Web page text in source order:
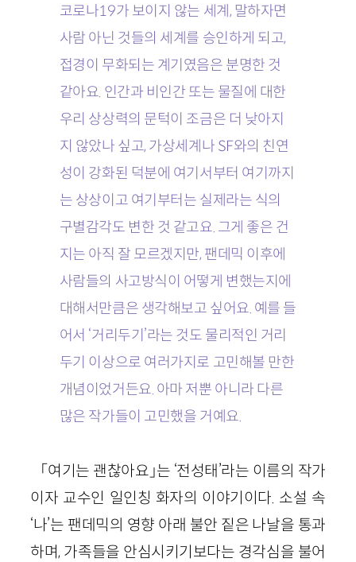
코로나19가 보이지 않는 세계, 말하자면
사람 아닌 것들의 세계를 승인하게 되고,
접경이 무화되는 계기였음은 분명한 것
같아요. 인간과 비인간 또는 물질에 대한
우리 상상력의 문턱이 조금은 더 낮아지
지 않았나 싶고, 가상세계나 SF와의 친연
성이 강화된 덕분에 여기서부터 여기까지
는 상상이고 여기부터는 실제라는 식의
구별감각도 변한 것 같고요. 그게 좋은 건
지는 아직 잘 모르겠지만, 팬데믹 이후에
사람들의 사고방식이 어떻게 변했는지에
대해서만큼은 생각해보고 싶어요. 예를 들
어서 ‘거리두기’라는 것도 물리적인 거리
두기 이상으로 여러가지로 고민해볼 만한
개념이었거든요. 아마 저뿐 아니라 다른
많은 작가들이 고민했을 거예요.
「여기는 괜찮아요」는 ‘전성태’라는 이름의 작가
이자 교수인 일인칭 화자의 이야기이다. 소설 속
‘나’는 팬데믹의 영향 아래 불안 짙은 나날을 통과
하며, 가족들을 안심시키기보다는 경각심을 불어